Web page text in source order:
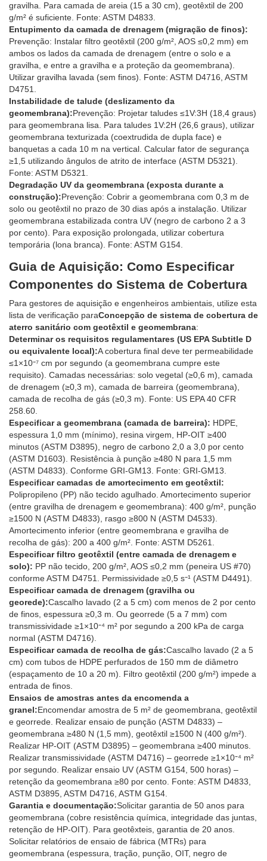
gravilha. Para camada de areia (15 a 30 cm), geotêxtil de 200
g/m² é suficiente. Fonte: ASTM D4833.
Entupimento da camada de drenagem (migração de finos):
Prevenção: Instalar filtro geotêxtil (200 g/m², AOS ≤0,2 mm) em
ambos os lados da camada de drenagem (entre o solo e a
gravilha, e entre a gravilha e a proteção da geomembrana).
Utilizar gravilha lavada (sem finos). Fonte: ASTM D4716, ASTM
D4751.
Instabilidade de talude (deslizamento da
geomembrana):Prevenção: Projetar taludes ≤1V:3H (18,4 graus)
para geomembrana lisa. Para taludes 1V:2H (26,6 graus), utilizar
geomembrana texturizada (coextrudida de dupla face) e
banquetas a cada 10 m na vertical. Calcular fator de segurança
≥1,5 utilizando ângulos de atrito de interface (ASTM D5321).
Fonte: ASTM D5321.
Degradação UV da geomembrana (exposta durante a
construção):Prevenção: Cobrir a geomembrana com 0,3 m de
solo ou geotêxtil no prazo de 30 dias após a instalação. Utilizar
geomembrana estabilizada contra UV (negro de carbono 2 a 3
por cento). Para exposição prolongada, utilizar cobertura
temporária (lona branca). Fonte: ASTM G154.
Guia de Aquisição: Como Especificar
Componentes do Sistema de Cobertura
Para gestores de aquisição e engenheiros ambientais, utilize esta
lista de verificação paraConcepção de sistema de cobertura de
aterro sanitário com geotêxtil e geomembrana:
Determinar os requisitos regulamentares (US EPA Subtitle D
ou equivalente local):A cobertura final deve ter permeabilidade
≤1×10⁻⁷ cm por segundo (a geomembrana cumpre este
requisito). Camadas necessárias: solo vegetal (≥0,6 m), camada
de drenagem (≥0,3 m), camada de barreira (geomembrana),
camada de recolha de gás (≥0,3 m). Fonte: US EPA 40 CFR
258.60.
Especificar a geomembrana (camada de barreira): HDPE,
espessura 1,0 mm (mínimo), resina virgem, HP-OIT ≥400
minutos (ASTM D3895), negro de carbono 2,0 a 3,0 por cento
(ASTM D1603). Resistência à punção ≥480 N para 1,5 mm
(ASTM D4833). Conforme GRI-GM13. Fonte: GRI-GM13.
Especificar camadas de amortecimento em geotêxtil:
Polipropileno (PP) não tecido agulhado. Amortecimento superior
(entre gravilha de drenagem e geomembrana): 400 g/m², punção
≥1500 N (ASTM D4833), rasgo ≥800 N (ASTM D4533).
Amortecimento inferior (entre geomembrana e gravilha de
recolha de gás): 200 a 400 g/m². Fonte: ASTM D5261.
Especificar filtro geotêxtil (entre camada de drenagem e
solo): PP não tecido, 200 g/m², AOS ≤0,2 mm (peneira US #70)
conforme ASTM D4751. Permissividade ≥0,5 s⁻¹ (ASTM D4491).
Especificar camada de drenagem (gravilha ou
georede):Cascalho lavado (2 a 5 cm) com menos de 2 por cento
de finos, espessura ≥0,3 m. Ou georrede (5 a 7 mm) com
transmissividade ≥1×10⁻⁴ m² por segundo a 200 kPa de carga
normal (ASTM D4716).
Especificar camada de recolha de gás:Cascalho lavado (2 a 5
cm) com tubos de HDPE perfurados de 150 mm de diâmetro
(espaçamento de 10 a 20 m). Filtro geotêxtil (200 g/m²) impede a
entrada de finos.
Ensaios de amostras antes da encomenda a
granel:Encomendar amostra de 5 m² de geomembrana, geotêxtil
e georrede. Realizar ensaio de punção (ASTM D4833) –
geomembrana ≥480 N (1,5 mm), geotêxtil ≥1500 N (400 g/m²).
Realizar HP-OIT (ASTM D3895) – geomembrana ≥400 minutos.
Realizar transmissividade (ASTM D4716) – georrede ≥1×10⁻⁴ m²
por segundo. Realizar ensaio UV (ASTM G154, 500 horas) –
retenção da geomembrana ≥80 por cento. Fonte: ASTM D4833,
ASTM D3895, ASTM D4716, ASTM G154.
Garantia e documentação:Solicitar garantia de 50 anos para
geomembrana (cobre resistência química, integridade das juntas,
retenção de HP-OIT). Para geotêxteis, garantia de 20 anos.
Solicitar relatórios de ensaio de fábrica (MTRs) para
geomembrana (espessura, tração, punção, OIT, negro de